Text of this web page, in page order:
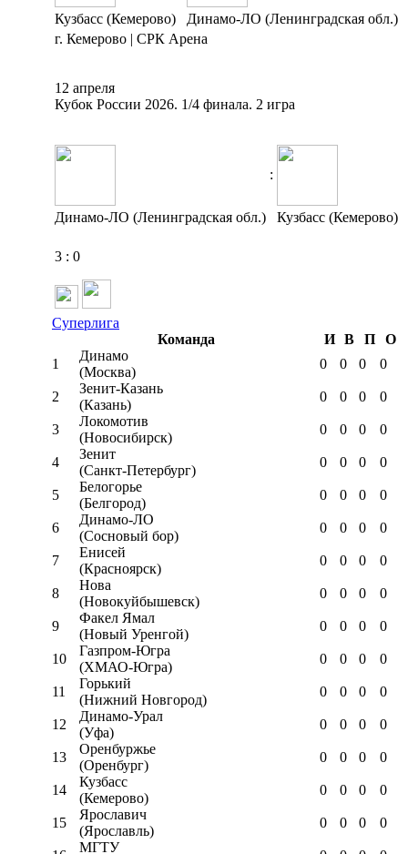
Кузбасс (Кемерово)
Динамо-ЛО (Ленинградская обл.)
г. Кемерово | СРК Арена
12 апреля
Кубок России 2026. 1/4 финала. 2 игра
:
Динамо-ЛО (Ленинградская обл.) Кузбасс (Кемерово)
3 : 0
Суперлига
Команда
И В П
О
1
Динамо
(Москва)
0 0 0 0
2
Зенит-Казань
(Казань)
0 0 0 0
3
Локомотив
(Новосибирск)
0 0 0 0
4
Зенит
(Санкт-Петербург)
0 0 0 0
5
Белогорье
(Белгород)
0 0 0 0
6
Динамо-ЛО
(Сосновый бор)
0 0 0 0
7
Енисей
(Красноярск)
0 0 0 0
8
Нова
(Новокуйбышевск)
0 0 0 0
9
Факел Ямал
(Новый Уренгой)
0 0 0 0
10
Газпром-Югра
(ХМАО-Югра)
0 0 0 0
11
Горький
(Нижний Новгород)
0 0 0 0
12
Динамо-Урал
(Уфа)
0 0 0 0
13
Оренбуржье
(Оренбург)
0 0 0 0
14
Кузбасс
(Кемерово)
0 0 0 0
15
Ярославич
(Ярославль)
0 0 0 0
МГТУ